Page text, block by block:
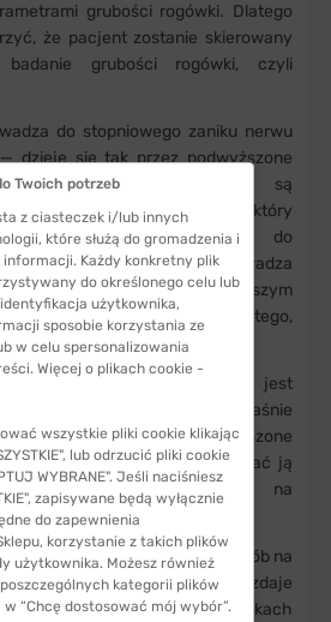
grubości rogówki. Dlatego
że pacjent zostanie skierowany
grubości rogówki, czyli
do stopniowego zaniku nerwu
dzieje się tak przez podwyższone
Oczy człowieka są
wodnistą — płynem, który
substancje odżywcze do
części oka, a także odprowadza
przemiany materii. W naszym
więcej informacji na temat tego,
ochronny oka.
jaskry ciecz wodnista nie jest
odprowadzana z oka — to właśnie
płynu powoduje podwyższone
Jeśli uda się rozpoznać ją
stadium rozwoju, szanse na
rosną.
jaskra dotyka prawie 80 mln osób na
Co najmniej połowa z nich nie zdaje
z choroby. W wielu przypadkach
Twoich potrzeb
z ciasteczek i/lub innych
które służą do gromadzenia i
Każdy konkretny plik
do określonego celu lub
użytkownika,
sposobie korzystania ze
w celu spersonalizowania
Więcej o plikach cookie -
wszystkie pliki cookie klikając
lub odrzucić pliki cookie
WYBRANE". Jeśli naciśniesz
zapisywane będą wyłącznie
do zapewnienia
korzystanie z takich plików
użytkownika. Możesz również
kategorii plików
“Chcę dostosować mój wybór”.